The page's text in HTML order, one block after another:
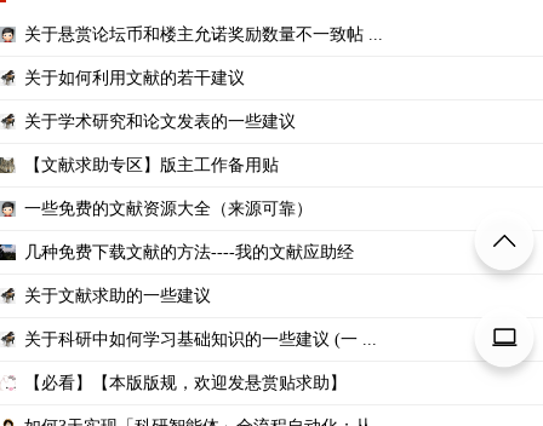
关于悬赏论坛币和楼主允诺奖励数量不一致帖 ...
关于如何利用文献的若干建议
关于学术研究和论文发表的一些建议
【文献求助专区】版主工作备用贴
一些免费的文献资源大全（来源可靠）
几种免费下载文献的方法----我的文献应助经
关于文献求助的一些建议
关于科研中如何学习基础知识的一些建议 (一 ...
【必看】【本版版规，欢迎发悬赏贴求助】